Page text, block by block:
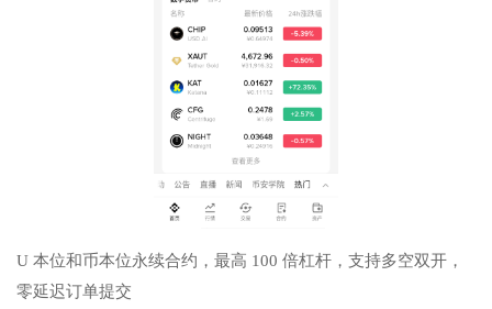
U 本位和币本位永续合约，最高 100 倍杠杆，支持多空双开，
零延迟订单提交